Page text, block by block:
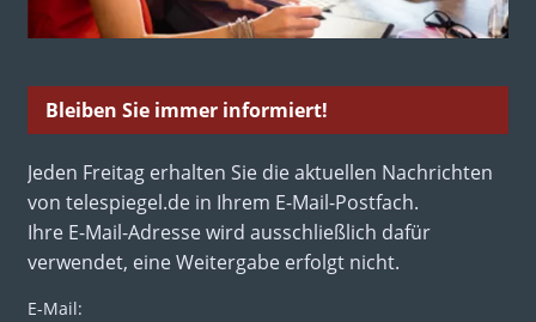
Bleiben Sie immer informiert!
Jeden Freitag erhalten Sie die aktuellen Nachrichten
von telespiegel.de in Ihrem E-Mail-Postfach.
Ihre E-Mail-Adresse wird ausschließlich dafür
verwendet, eine Weitergabe erfolgt nicht.
E-Mail: